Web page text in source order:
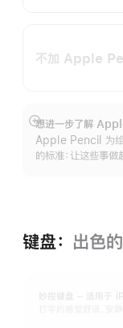
不加 Apple
想进一步了解
Apple Pencil 为绘
的标准：让这些事做
展
开
键盘： 出色